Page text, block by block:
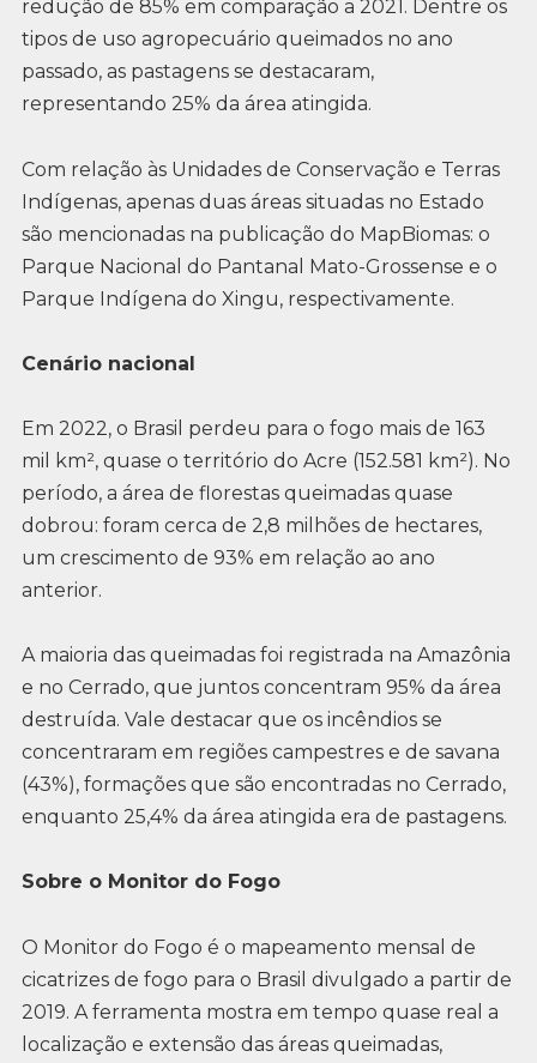
redução de 85% em comparação a 2021. Dentre os
tipos de uso agropecuário queimados no ano
passado, as pastagens se destacaram,
representando 25% da área atingida.
Com relação às Unidades de Conservação e Terras
Indígenas, apenas duas áreas situadas no Estado
são mencionadas na publicação do MapBiomas: o
Parque Nacional do Pantanal Mato-Grossense e o
Parque Indígena do Xingu, respectivamente.
Cenário nacional
Em 2022, o Brasil perdeu para o fogo mais de 163
mil km², quase o território do Acre (152.581 km²). No
período, a área de florestas queimadas quase
dobrou: foram cerca de 2,8 milhões de hectares,
um crescimento de 93% em relação ao ano
anterior.
A maioria das queimadas foi registrada na Amazônia
e no Cerrado, que juntos concentram 95% da área
destruída. Vale destacar que os incêndios se
concentraram em regiões campestres e de savana
(43%), formações que são encontradas no Cerrado,
enquanto 25,4% da área atingida era de pastagens.
Sobre o Monitor do Fogo
O Monitor do Fogo é o mapeamento mensal de
cicatrizes de fogo para o Brasil divulgado a partir de
2019. A ferramenta mostra em tempo quase real a
localização e extensão das áreas queimadas,